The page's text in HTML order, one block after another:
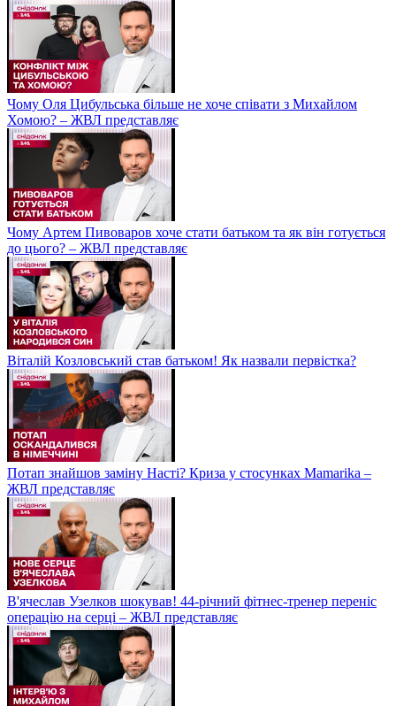
Чому Оля Цибульська більше не хоче співати з Михайлом
Хомою? – ЖВЛ представляє
Чому Артем Пивоваров хоче стати батьком та як він готується
до цього? – ЖВЛ представляє
Віталій Козловський став батьком! Як назвали первістка?
Потап знайшов заміну Насті? Криза у стосунках Mamarika –
ЖВЛ представляє
В'ячеслав Узелков шокував! 44-річний фітнес-тренер переніс
операцію на серці – ЖВЛ представляє